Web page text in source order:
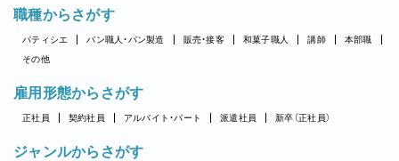
職種からさがす
パティシエ パン職人・パン製造 販売・接客 和菓子職人 講師
本部職
その他
雇用形態からさがす
正社員 契約社員 アルバイト・パート 派遣社員 新卒（正社員）
ジャンルからさがす